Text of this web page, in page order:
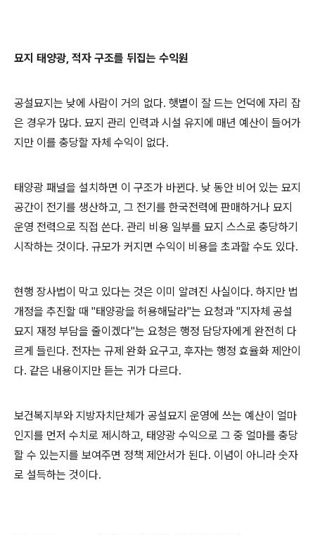
묘지 태양광, 적자 구조를 뒤집는 수익원
공설묘지는 낮에 사람이 거의 없다. 햇볕이 잘 드는 언덕에 자리 잡
은 경우가 많다. 묘지 관리 인력과 시설 유지에 매년 예산이 들어가
지만 이를 충당할 자체 수익이 없다.
태양광 패널을 설치하면 이 구조가 바뀐다. 낮 동안 비어 있는 묘지
공간이 전기를 생산하고, 그 전기를 한국전력에 판매하거나 묘지
운영 전력으로 직접 쓴다. 관리 비용 일부를 묘지 스스로 충당하기
시작하는 것이다. 규모가 커지면 수익이 비용을 초과할 수도 있다.
현행 장사법이 막고 있다는 것은 이미 알려진 사실이다. 하지만 법
개정을 추진할 때 "태양광을 허용해달라"는 요청과 "지자체 공설
묘지 재정 부담을 줄이겠다"는 요청은 행정 담당자에게 완전히 다
르게 들린다. 전자는 규제 완화 요구고, 후자는 행정 효율화 제안이
다. 같은 내용이지만 듣는 귀가 다르다.
보건복지부와 지방자치단체가 공설묘지 운영에 쓰는 예산이 얼마
인지를 먼저 수치로 제시하고, 태양광 수익으로 그 중 얼마를 충당
할 수 있는지를 보여주면 정책 제안서가 된다. 이념이 아니라 숫자
로 설득하는 것이다.